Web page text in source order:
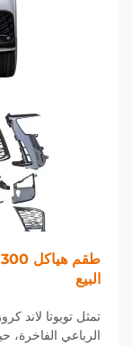
البيع
الرباعي الفاخرة،